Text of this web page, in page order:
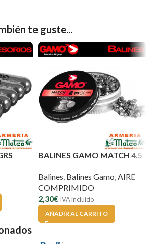
te guste...
BALINES GAMO MATCH 4.5
Balines, Balines Gamo,AIRE
COMPRIMIDO
2,30€ IVA incluido
AÑADIR AL CARRITO